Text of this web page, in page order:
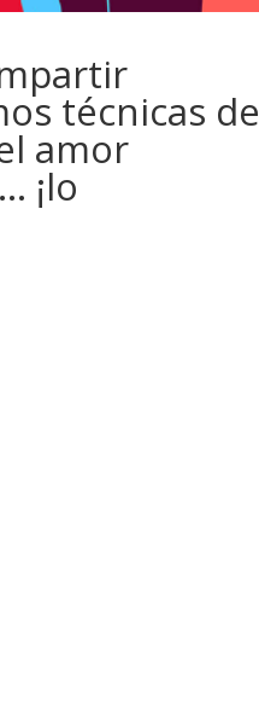
técnicas de
amor
¡lo